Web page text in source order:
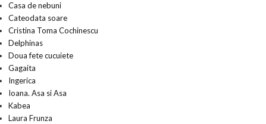
Casa de nebuni
Cateodata soare
Cristina Toma Cochinescu
Delphinas
Doua fete cucuiete
Gagaita
Ingerica
Ioana. Asa si Asa
Kabea
Laura Frunza